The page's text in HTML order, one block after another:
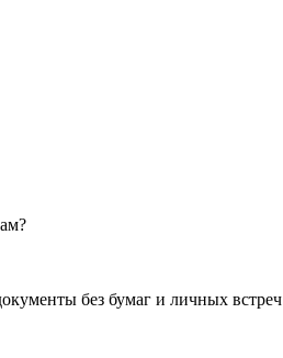
без бумаг и личных встреч